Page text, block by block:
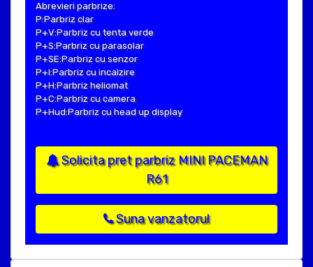
Abrevieri parbrize:
P:Parbriz clar
P+V:Parbriz cu tenta verde
P+S:Parbriz cu parasolar
P+SE:Parbriz cu senzor
P+I:Parbriz cu incalzire
P+H:Parbriz heliomat
P+C:Parbriz cu camera
P+Hud:Parbriz cu head up display
Solicita pret parbriz MINI PACEMAN
R61
Suna vanzatorul